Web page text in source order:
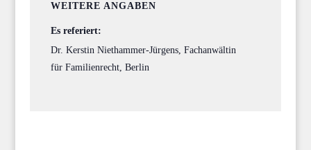
WEITERE ANGABEN
Es referiert:
Dr. Kerstin Niethammer-Jürgens, Fachanwältin
für Familienrecht, Berlin